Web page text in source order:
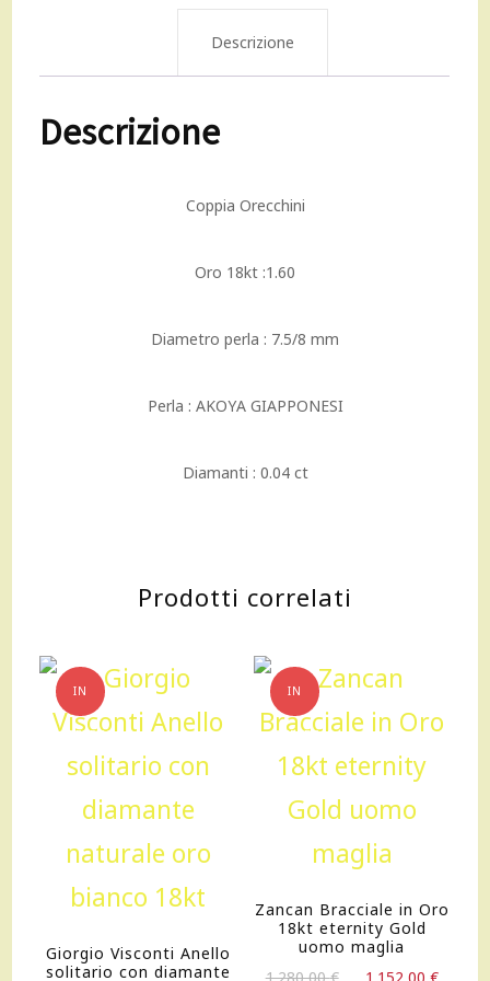
da
7.5/8
Descrizione
Descrizione
Coppia Orecchini
Oro 18kt :1.60
Diametro perla : 7.5/8 mm
Perla : AKOYA GIAPPONESI
Diamanti : 0.04 ct
Prodotti correlati
IN
OFFERTA!
Giorgio Visconti Anello
solitario con diamante
IN
OFFERTA!
Zancan Bracciale in Oro
18kt eternity Gold
uomo maglia